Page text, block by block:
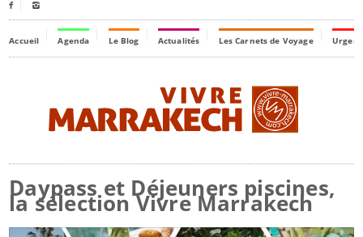
 
Accueil Agenda Le Blog Actualités Les Carnets de Voyage
Daypass et Déjeuners piscines,
la sélection Vivre Marrakech